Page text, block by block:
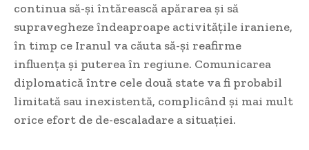
continua să-și întărească apărarea și să
supravegheze îndeaproape activitățile iraniene,
în timp ce Iranul va căuta să-și reafirme
influența și puterea în regiune. Comunicarea
diplomatică între cele două state va fi probabil
limitată sau inexistentă, complicând și mai mult
orice efort de de-escaladare a situației.